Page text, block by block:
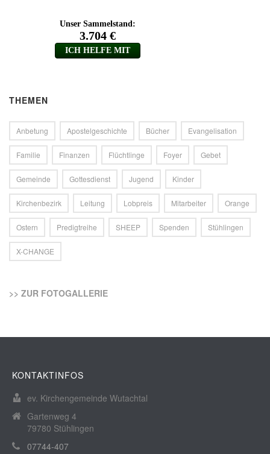
THEMEN
Anbetung Apostelgeschichte Bücher Evangelisation
Familie Finanzen Flüchtlinge Foyer Gebet
Gemeinde Gottesdienst Jugend Kinder
Kirchenbezirk Leitung Lobpreis Mitarbeiter Orange
Ostern Predigtreihe SHEEP Spenden Stühlingen
X-CHANGE
>> ZUR FOTOGALLERIE
KONTAKTINFOS
ev. Kirchengemeinde Wutachtal
Gartenweg 4
79780 Stühlingen
07744-407